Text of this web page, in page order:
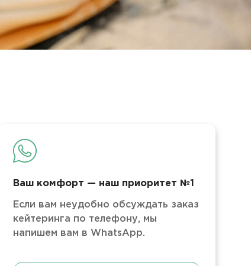
Ваш комфорт — наш приоритет №1
Если вам неудобно обсуждать заказ
кейтеринга по телефону, мы
напишем вам в WhatsApp.